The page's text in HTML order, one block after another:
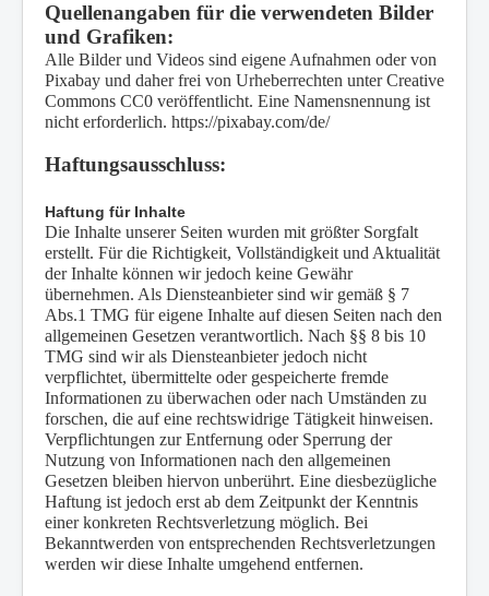
Quellenangaben für die verwendeten Bilder
und Grafiken:
Alle Bilder und Videos sind eigene Aufnahmen oder von
Pixabay und daher frei von Urheberrechten unter Creative
Commons CC0 veröffentlicht. Eine Namensnennung ist
nicht erforderlich. https://pixabay.com/de/
Haftungsausschluss:
Haftung für Inhalte
Die Inhalte unserer Seiten wurden mit größter Sorgfalt
erstellt. Für die Richtigkeit, Vollständigkeit und Aktualität
der Inhalte können wir jedoch keine Gewähr
übernehmen. Als Diensteanbieter sind wir gemäß § 7
Abs.1 TMG für eigene Inhalte auf diesen Seiten nach den
allgemeinen Gesetzen verantwortlich. Nach §§ 8 bis 10
TMG sind wir als Diensteanbieter jedoch nicht
verpflichtet, übermittelte oder gespeicherte fremde
Informationen zu überwachen oder nach Umständen zu
forschen, die auf eine rechtswidrige Tätigkeit hinweisen.
Verpflichtungen zur Entfernung oder Sperrung der
Nutzung von Informationen nach den allgemeinen
Gesetzen bleiben hiervon unberührt. Eine diesbezügliche
Haftung ist jedoch erst ab dem Zeitpunkt der Kenntnis
einer konkreten Rechtsverletzung möglich. Bei
Bekanntwerden von entsprechenden Rechtsverletzungen
werden wir diese Inhalte umgehend entfernen.